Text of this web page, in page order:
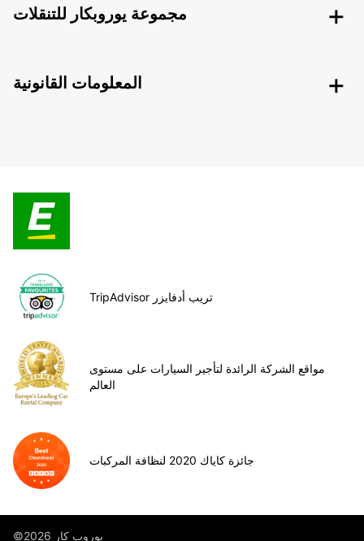
مجموعة يوروبكار للتنقلات
المعلومات القانونية
TripAdvisor تريب أدفايزر
مواقع الشركة الرائدة لتأجير السيارات على مستوى
العالم
جائزة كاياك 2020 لنظافة المركبات
©يوروب كار 2026